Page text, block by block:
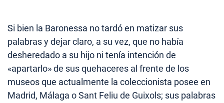
Si bien la Baronessa no tardó en matizar sus
palabras y dejar claro, a su vez, que no había
desheredado a su hijo ni tenía intención de
«apartarlo» de sus quehaceres al frente de los
museos que actualmente la coleccionista posee en
Madrid, Málaga o Sant Feliu de Guixols; sus palabras